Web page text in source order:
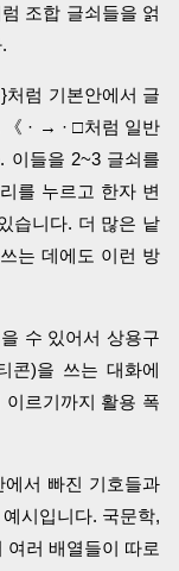
조합 글쇠들을 얽
럼 기본안에서 글
· → · □처럼 일반
이들을 2~3 글쇠를
를 누르고 한자 변
습니다. 더 많은 낱
는 데에도 이런 방
수 있어서 상용구
콘)을 쓰는 대화에
르기까지 활용 폭
서 빠진 기호들과
시입니다. 국문학,
여러 배열들이 따로